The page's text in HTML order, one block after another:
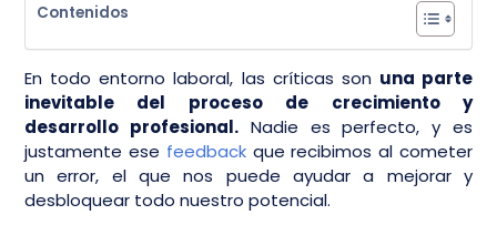
Contenidos
En todo entorno laboral, las críticas son una parte
inevitable del proceso de crecimiento y
desarrollo profesional.Nadie es perfecto, y es
justamente ese feedbackque recibimos al cometer
un error, el que nos puede ayudar a mejorar y
desbloquear todo nuestro potencial.